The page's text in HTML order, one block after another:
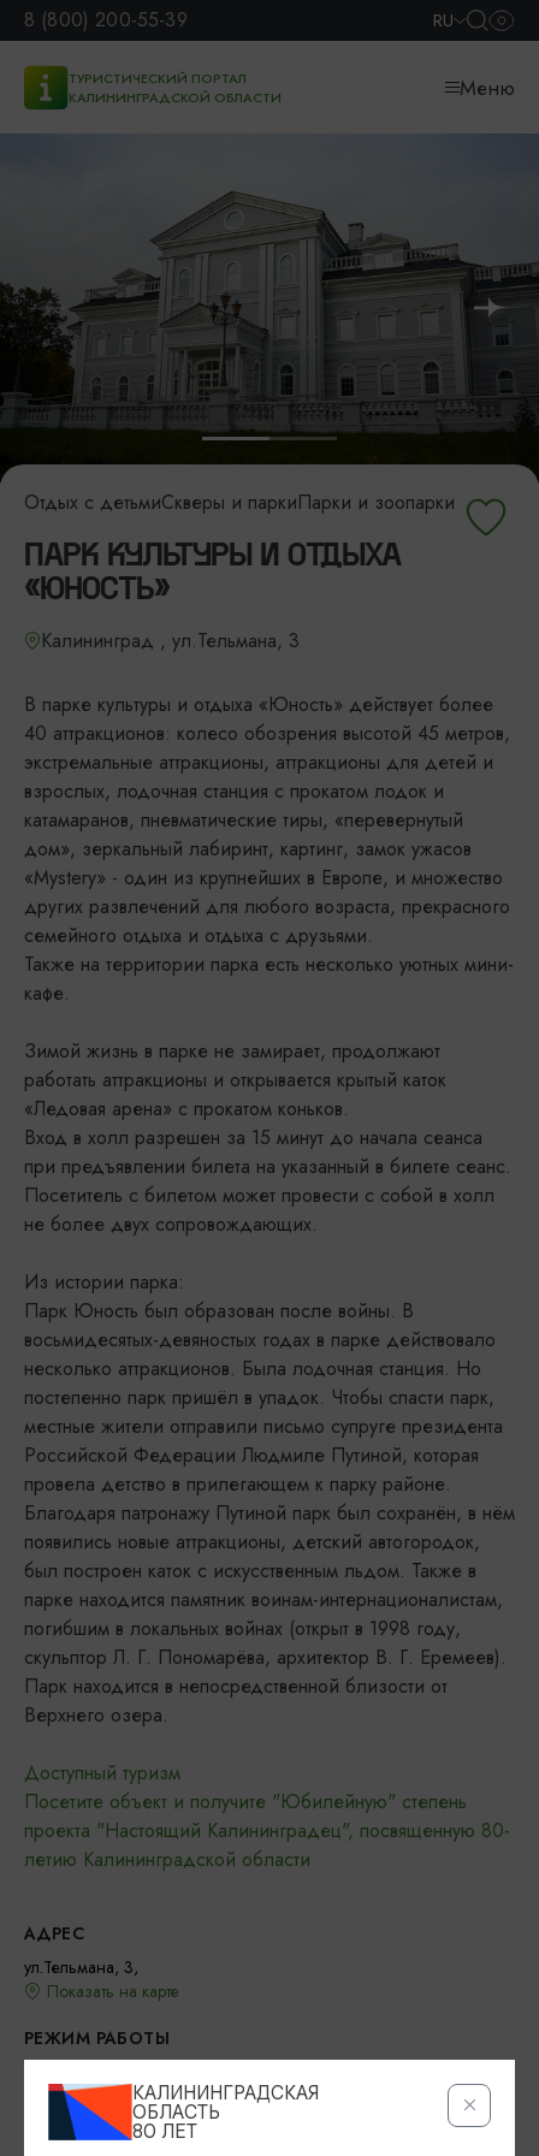
8 (800) 200-55-39 RU
ТУРИСТИЧЕСКИЙ ПОРТАЛ
КАЛИНИНГРАДСКОЙ ОБЛАСТИ
Меню
Отдых с детьмиСкверы и паркиПарки и зоопарки
ПАРК КУЛЬТУРЫ И ОТДЫХА
«ЮНОСТЬ»
Калининград , ул.Тельмана, 3
В парке культуры и отдыха «Юность» действует более
40 аттракционов: колесо обозрения высотой 45 метров,
экстремальные аттракционы, аттракционы для детей и
взрослых, лодочная станция с прокатом лодок и
катамаранов, пневматические тиры, «перевернутый
дом», зеркальный лабиринт, картинг, замок ужасов
«Mystery» - один из крупнейших в Европе, и множество
других развлечений для любого возраста, прекрасного
семейного отдыха и отдыха с друзьями.
Также на территории парка есть несколько уютных мини-
кафе.
Зимой жизнь в парке не замирает, продолжают
работать аттракционы и открывается крытый каток
«Ледовая арена» с прокатом коньков.
Вход в холл разрешен за 15 минут до начала сеанса
при предъявлении билета на указанный в билете сеанс.
Посетитель с билетом может провести с собой в холл
не более двух сопровождающих.
Из истории парка:
Парк Юность был образован после войны. В
восьмидесятых-девяностых годах в парке действовало
несколько аттракционов. Была лодочная станция. Но
постепенно парк пришёл в упадок. Чтобы спасти парк,
местные жители отправили письмо супруге президента
Российской Федерации Людмиле Путиной, которая
провела детство в прилегающем к парку районе.
Благодаря патронажу Путиной парк был сохранён, в нём
появились новые аттракционы, детский автогородок,
был построен каток с искусственным льдом. Также в
парке находится памятник воинам-интернационалистам,
погибшим в локальных войнах (открыт в 1998 году,
скульптор Л. Г. Пономарёва, архитектор В. Г. Еремеев).
Парк находится в непосредственной близости от
Верхнего озера.
Доступный туризм
Посетите объект и получите "Юбилейную" степень
проекта "Настоящий Калининградец", посвященную 80-
летию Калининградской области
АДРЕС
ул.Тельмана, 3,
Показать на карте
РЕЖИМ РАБОТЫ
КОНТАКТЫ
КАЛИНИНГРАДСКАЯ
ОБЛАСТЬ
80 ЛЕТ